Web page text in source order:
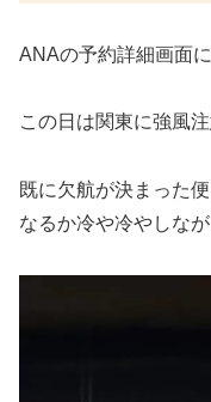
ANAの予約詳細画面
この日は関東に強風
既に欠航が決まった
なるか冷や冷やしな